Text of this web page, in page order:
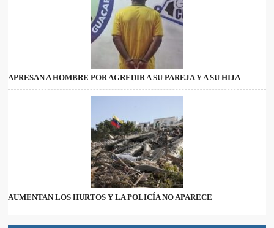
APRESAN A HOMBRE POR AGREDIR A SU PAREJA Y A SU HIJA
AUMENTAN LOS HURTOS Y LA POLICÍA NO APARECE